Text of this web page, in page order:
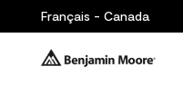
Français - Canada